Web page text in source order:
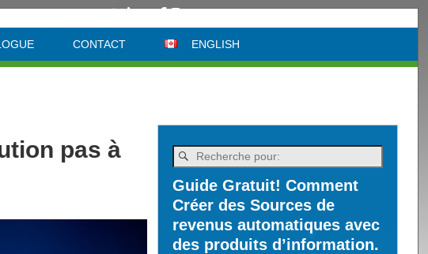
Web
CONTACT ENGLISH
pas à
Guide Gratuit! Comment
Créer des Sources de
revenus automatiques avec
des produits d’information.